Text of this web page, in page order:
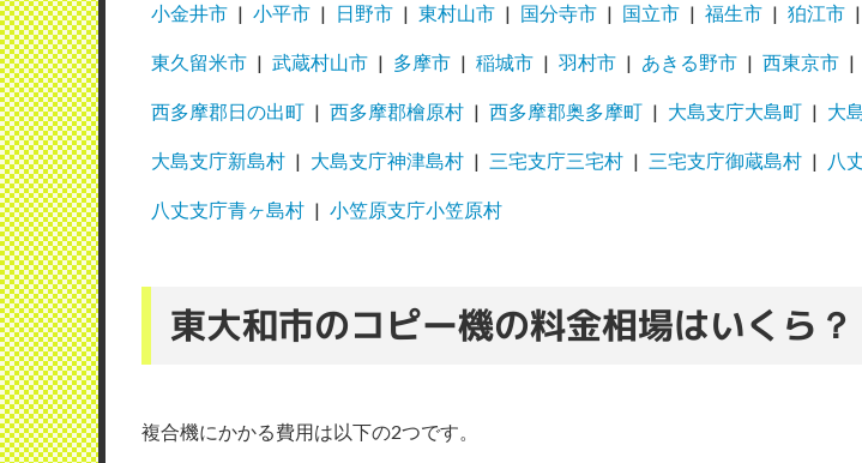
小金井市 小平市 日野市 東村山市 国分寺市 国立市 福生市 狛江市
東久留米市 武蔵村山市 多摩市 稲城市 羽村市 あきる野市 西東京市
西多摩郡日の出町 西多摩郡檜原村 西多摩郡奥多摩町 大島支庁大島町 大
大島支庁新島村 大島支庁神津島村 三宅支庁三宅村 三宅支庁御蔵島村 八
八丈支庁青ヶ島村 小笠原支庁小笠原村
東大和市のコピー機の料金相場はいくら？
複合機にかかる費用は以下の2つです。